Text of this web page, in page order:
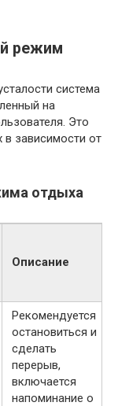
режим
система
на
Это
зависимости от
отдыха
Описание
Рекомендуется
остановиться и
сделать
перерыв,
включается
напоминание о